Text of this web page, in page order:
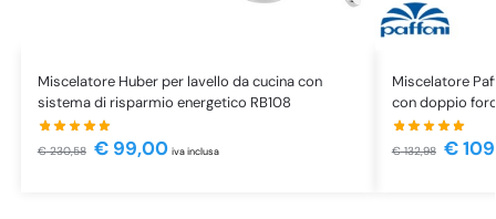
Miscelatore Huber per lavello da cucina con
sistema di risparmio energetico RB108
€230,58 €99,00 iva inclusa
Miscelatore
con doppio
€132,98 €